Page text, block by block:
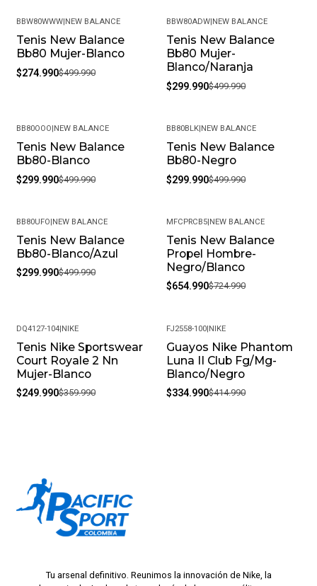
-45%
BBW80WWW| NEW BALANCE
Tenis New Balance
Bb80 Mujer-Blanco
$274.990$499.990
-40%
BBW80ADW NEW BALANCE
Tenis New Balance
Bb80 Mujer-
Blanco/Naranja
$299.990$499.990
-40%
BB80OOO NEW BALANCE
Tenis New Balance
Bb80-Blanco
$299.990$499.990
-40%
BB80BLK NEW BALANCE
Tenis New Balance
Bb80-Negro
$299.990$499.990
-40%
BB80UFO NEW BALANCE
Tenis New Balance
Bb80-Blanco/Azul
$299.990$499.990
-10%
MFCPRCB5 NEW BALANCE
Tenis New Balance
Propel Hombre-
Negro/Blanco
$654.990$724.990
-31%
DQ4127-104| NIKE
Tenis Nike Sportswear
Court Royale 2 Nn
Mujer-Blanco
$249.990$359.990
-19%
FJ2558-100 NIKE
Guayos Nike Phantom
Luna II Club Fg/Mg-
Blanco/Negro
$334.990$414.990
Tu arsenal definitivo. Reunimos la innovación de Nike, la